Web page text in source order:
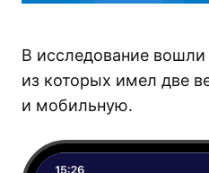
В исследование вошли
из которых имел две
и мобильную.